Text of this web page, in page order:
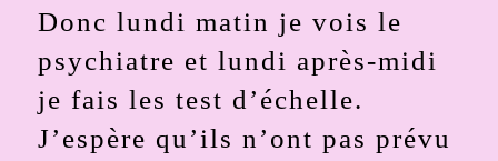
Donc lundi matin je vois le
psychiatre et lundi après-midi
je fais les test d’échelle.
J’espère qu’ils n’ont pas prévu